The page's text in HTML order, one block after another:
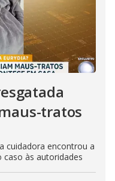
tratos
cuidadora encontrou a
caso às autoridades